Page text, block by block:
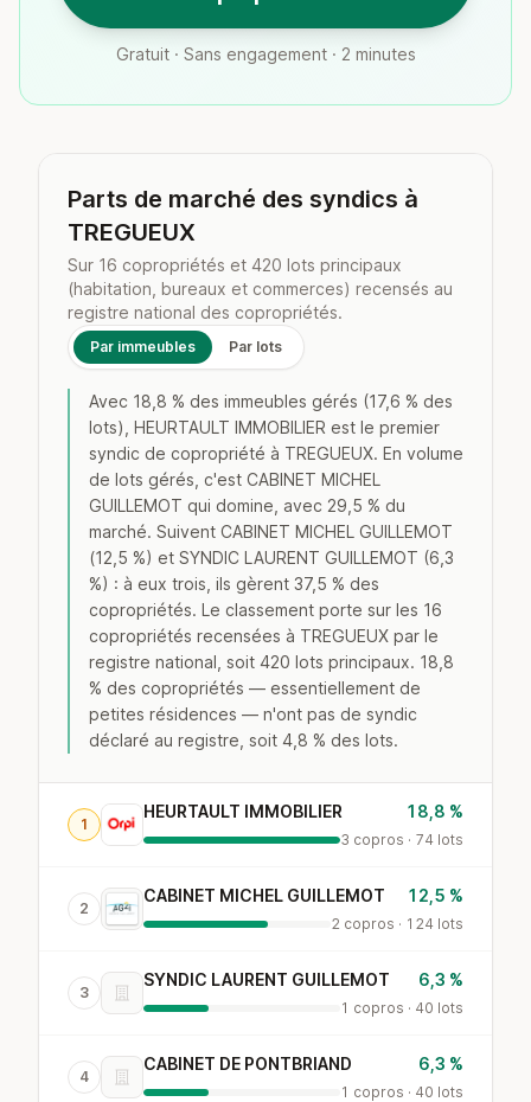
Gratuit · Sans engagement · 2 minutes
Parts de marché des syndics à
TREGUEUX
Sur 16 copropriétés et 420 lots principaux
(habitation, bureaux et commerces) recensés au
registre national des copropriétés.
Par immeubles Par lots
Avec 18,8 % des immeubles gérés (17,6 % des
lots), HEURTAULT IMMOBILIER est le premier
syndic de copropriété à TREGUEUX. En volume
de lots gérés, c'est CABINET MICHEL
GUILLEMOT qui domine, avec 29,5 % du
marché. Suivent CABINET MICHEL GUILLEMOT
(12,5 %) et SYNDIC LAURENT GUILLEMOT (6,3
%) : à eux trois, ils gèrent 37,5 % des
copropriétés. Le classement porte sur les 16
copropriétés recensées à TREGUEUX par le
registre national, soit 420 lots principaux. 18,8
% des copropriétés — essentiellement de
petites résidences — n'ont pas de syndic
déclaré au registre, soit 4,8 % des lots.
1
HEURTAULT IMMOBILIER 18,8 %
3 copros · 74 lots
2
CABINET MICHEL GUILLEMOT 12,5 %
2 copros · 124 lots
3
SYNDIC LAURENT GUILLEMOT 6,3 %
1 copros · 40 lots
4
CABINET DE PONTBRIAND 6,3 %
1 copros · 40 lots